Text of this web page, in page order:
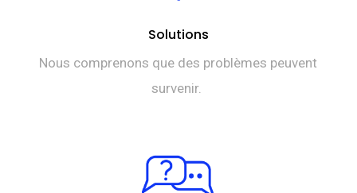
Solutions
Nous comprenons que des problèmes peuvent
survenir.